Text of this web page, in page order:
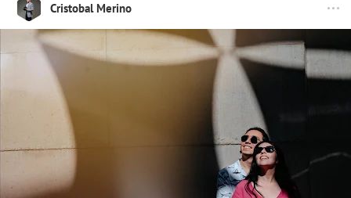
Cristobal Merino